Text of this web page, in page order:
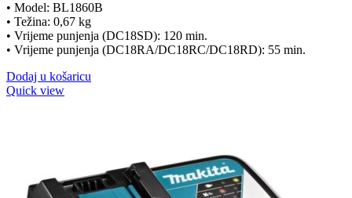
• Model: BL1860B
• Težina: 0,67 kg
• Vrijeme punjenja (DC18SD): 120 min.
• Vrijeme punjenja (DC18RA/DC18RC/DC18RD): 55 min.
Dodaj u košaricu
Quick view